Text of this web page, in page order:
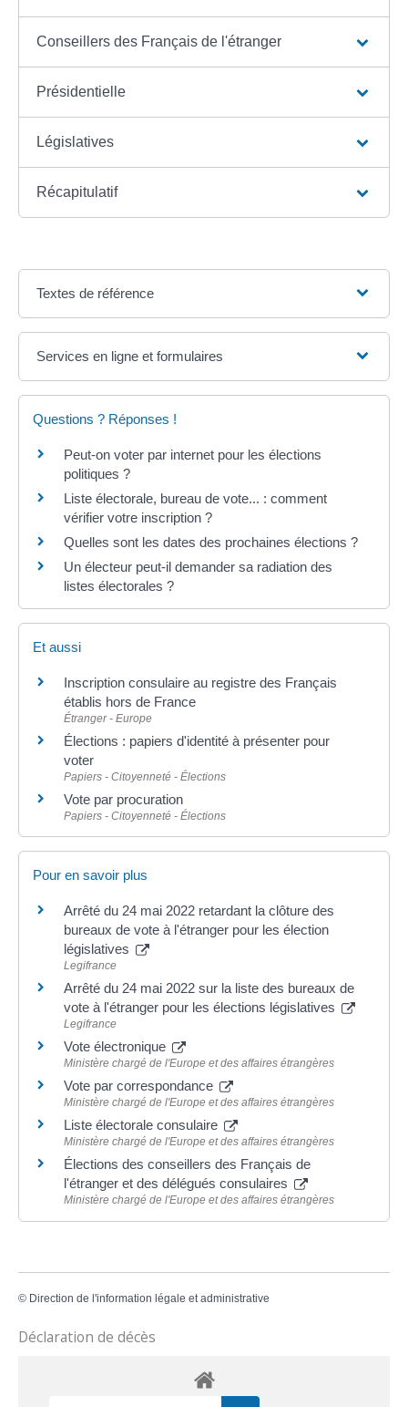
Conseillers des Français de l'étranger
Présidentielle
Législatives
Récapitulatif
Textes de référence
Services en ligne et formulaires
Questions ? Réponses !
Peut-on voter par internet pour les élections
politiques ?
Liste électorale, bureau de vote... : comment
vérifier votre inscription ?
Quelles sont les dates des prochaines élections ?
Un électeur peut-il demander sa radiation des
listes électorales ?
Et aussi
Inscription consulaire au registre des Français
établis hors de France
Étranger - Europe
Élections : papiers d'identité à présenter pour
voter
Papiers - Citoyenneté - Élections
Vote par procuration
Papiers - Citoyenneté - Élections
Pour en savoir plus
Arrêté du 24 mai 2022 retardant la clôture des
bureaux de vote à l'étranger pour les élection
législatives
Legifrance
Arrêté du 24 mai 2022 sur la liste des bureaux de
vote à l'étranger pour les élections législatives
Legifrance
Vote électronique
Ministère chargé de l'Europe et des affaires étrangères
Vote par correspondance
Ministère chargé de l'Europe et des affaires étrangères
Liste électorale consulaire
Ministère chargé de l'Europe et des affaires étrangères
Élections des conseillers des Français de
l'étranger et des délégués consulaires
Ministère chargé de l'Europe et des affaires étrangères
© Direction de l'information légale et administrative
Déclaration de décès